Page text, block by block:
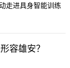
走进具身智能训练
容雄安？